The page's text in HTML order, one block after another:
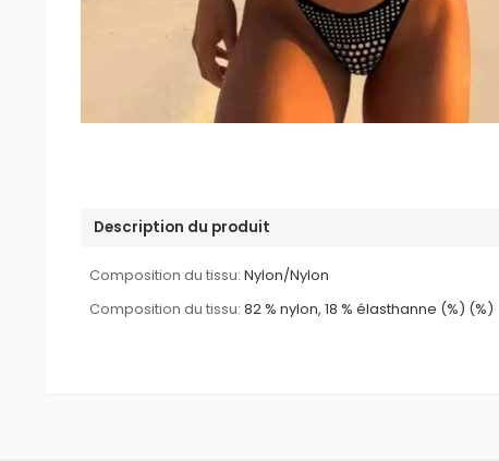
Description du produit
Composition du tissu: Nylon/Nylon
Composition du tissu: 82 % nylon, 18 % élasthanne (%) (%)